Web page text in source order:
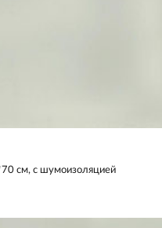
см, с шумоизоляцией